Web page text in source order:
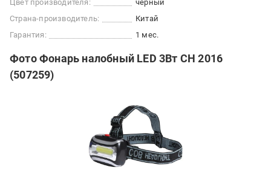
Цвет производителя:
черный
Страна-производитель:
Китай
Гарантия:
1 мес.
Фото Фонарь налобный LED 3Вт CH 2016
(507259)